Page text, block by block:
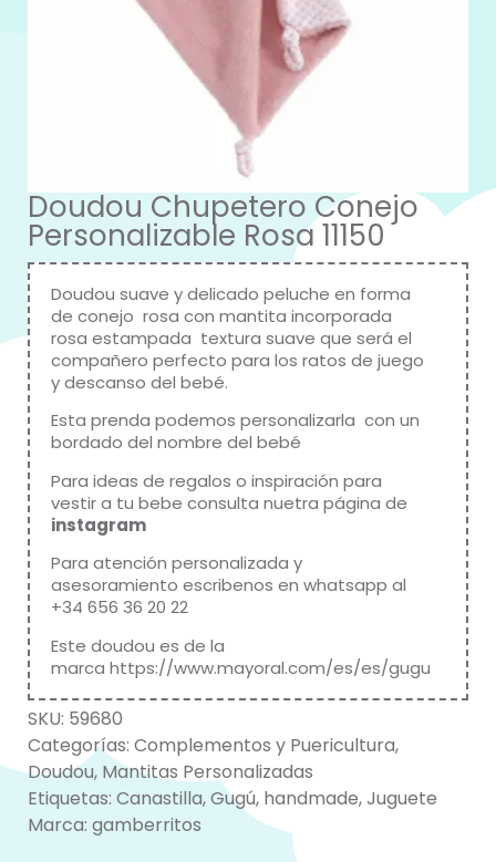
Doudou Chupetero Conejo
Personalizable Rosa 11150
Doudou suave y delicado peluche en forma
de conejo rosa con mantita incorporada
rosa estampada textura suave que será el
compañero perfecto para los ratos de juego
y descanso del bebé.
Esta prenda podemos personalizarla con un
bordado del nombre del bebé
Para ideas de regalos o inspiración para
vestir a tu bebe consulta nuetra página de
instagram
Para atención personalizada y
asesoramiento escribenos en whatsapp al
+34 656 36 20 22
Este doudou es de la
marca https://www.mayoral.com/es/es/gugu
SKU: 59680
Categorías: Complementos y Puericultura,
Doudou, Mantitas Personalizadas
Etiquetas: Canastilla,Gugú, handmade,Juguete
Marca: gamberritos